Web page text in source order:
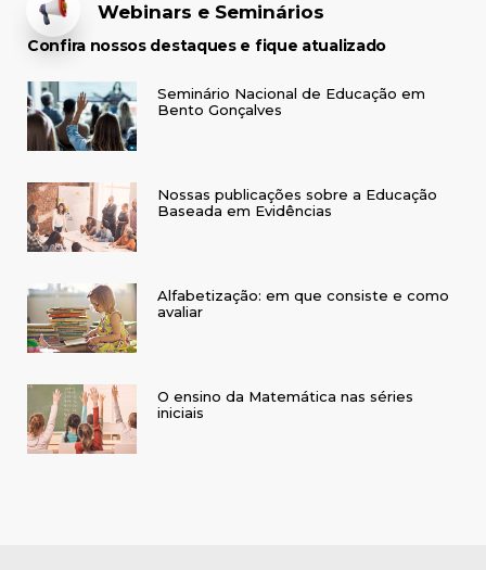
Webinars e Seminários
Confira nossos destaques e fique atualizado
Seminário Nacional de Educação em
Bento Gonçalves
Nossas publicações sobre a Educação
Baseada em Evidências
Alfabetização: em que consiste e como
avaliar
O ensino da Matemática nas séries
iniciais